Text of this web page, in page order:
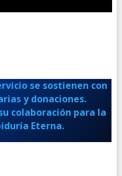
se sostienen con
y donaciones.
colaboración para la
Eterna.